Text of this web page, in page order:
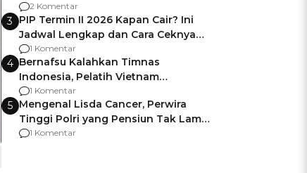
Pemalang
2 Komentar
3 PIP Termin II 2026 Kapan Cair? Ini
Jadwal Lengkap dan Cara Ceknya
agar Dana Tidak Hangus!
1 Komentar
4 Bernafsu Kalahkan Timnas
Indonesia, Pelatih Vietnam
Berencana Pakai Jimat di Pakansari
1 Komentar
5 Mengenal Lisda Cancer, Perwira
Tinggi Polri yang Pensiun Tak Lama
Usai Jadi Brigjen
1 Komentar